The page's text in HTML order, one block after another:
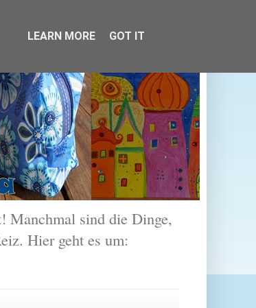
Manchmal sind die Dinge,
Hier geht es um:
LEARN MORE GOT IT